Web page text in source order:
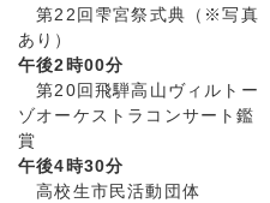
第22回雫宮祭式典（※写真
あり）
午後2時00分
第20回飛騨高山ヴィルトー
ゾオーケストラコンサート鑑
賞
午後4時30分
高校生市民活動団体